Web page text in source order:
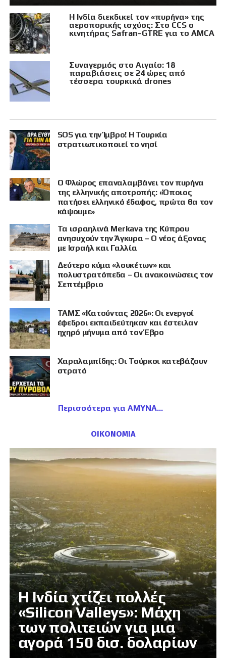
Η Ινδία διεκδικεί τον «πυρήνα» της
αεροπορικής ισχύος: Στο CCS ο
κινητήρας Safran–GTRE για το AMCA
Συναγερμός στο Αιγαίο: 18
παραβιάσεις σε 24 ώρες από
τέσσερα τουρκικά drones
SOS για την Ίμβρο! Η Τουρκία
στρατιωτικοποιεί το νησί
Ο Φλώρος επαναλαμβάνει τον πυρήνα
της ελληνικής αποτροπής: «Όποιος
πατήσει ελληνικό έδαφος, πρώτα θα τον
κάψουμε»
Τα ισραηλινά Merkava της Κύπρου
ανησυχούν την Άγκυρα – Ο νέος άξονας
με Ισραήλ και Γαλλία
Δεύτερο κύμα «λουκέτων» και
πολυστρατόπεδα – Οι ανακοινώσεις τον
Σεπτέμβριο
ΤΑΜΣ «Κατούντας 2026»: Οι ενεργοί
έφεδροι εκπαιδεύτηκαν και έστειλαν
ηχηρό μήνυμα από τον Έβρο
Χαραλαμπίδης: Οι Τούρκοι κατεβάζουν
στρατό
Περισσότερα για ΑΜΥΝΑ
ΟΙΚΟΝΟΜΙΑ
Η Ινδία χτίζει πολλές
«Silicon Valleys»: Μάχη
των πολιτειών για μια
αγορά 150 δισ. δολαρίων